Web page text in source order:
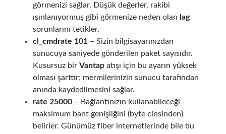
görmenizi sağlar. Düşük değerler, rakibi
ışınlanıyormuş gibi görmenize neden olan lag
sorunlarını tetikler.
cl_cmdrate 101– Sizin bilgisayarınızdan
sunucuya saniyede gönderilen paket sayısıdır.
Kusursuz bir Vantapatışı için bu ayarın yüksek
olması şarttır; mermilerinizin sunucu tarafından
anında kaydedilmesini sağlar.
rate 25000– Bağlantınızın kullanabileceği
maksimum bant genişliğini (byte cinsinden)
belirler. Günümüz fiber internetlerinde bile bu